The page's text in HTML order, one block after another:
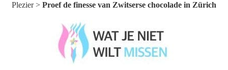
Plezier> Proef de finesse van Zwitserse chocolade in Zürich